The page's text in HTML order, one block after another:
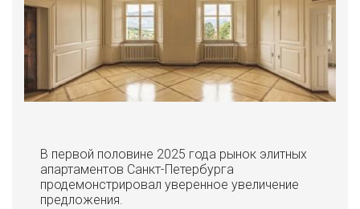
В первой половине 2025 года рынок элитных
апартаментов Санкт-Петербурга
продемонстрировал уверенное увеличение
предложения.